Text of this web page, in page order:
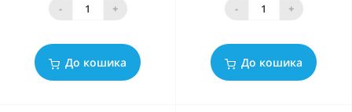
- +
До кошика
- +
До кошика